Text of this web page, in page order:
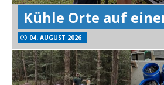
Kühle Orte auf
04. AUGUST 2026